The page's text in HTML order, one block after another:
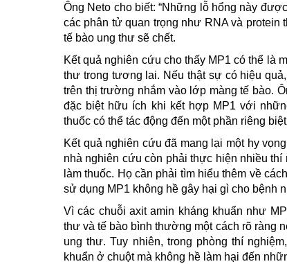
Ông Neto cho biết: “Những lỗ hổng này
các phân tử quan trọng như RNA và protein
tế bào ung thư sẽ chết.
Kết quả nghiên cứu cho thấy MP1 có thể là
thư trong tương lai. Nếu thật sự có hiệu
trên thị trường nhắm vào lớp màng tế bào.
đặc biệt hữu ích khi kết hợp MP1 với
thuốc có thể tác động đến một phần riêng
Kết quả nghiên cứu đã mang lại một hy
nhà nghiên cứu còn phải thực hiện nhiều
làm thuốc. Họ cần phải tìm hiểu thêm về
sử dụng MP1 không hề gây hại gì cho bệnh
Vì các chuỗi axit amin kháng khuẩn như
thư và tế bào bình thường một cách rõ ràng
ung thư. Tuy nhiên, trong phòng thí
khuẩn ở chuột mà không hề làm hại đến